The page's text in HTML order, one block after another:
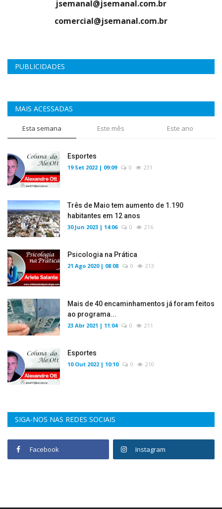
jsemanal@jsemanal.com.br
comercial@jsemanal.com.br
PUBLICIDADES
MAIS ACESSADAS
Esta semana Este mês Este ano
Esportes
19 Set 2022 | 09:09 0 231
Três de Maio tem aumento de 1.190
habitantes em 12 anos
30 Jun 2023 | 14:06 0 216
Psicologia na Prática
21 Ago 2020 | 08:08 0 213
Mais de 40 encaminhamentos já foram feitos
ao programa...
23 Abr 2021 | 11:04 0 211
Esportes
10 Out 2022 | 10:10 0 210
SIGA-NOS NAS REDES SOCIAIS
Facebook Instagram